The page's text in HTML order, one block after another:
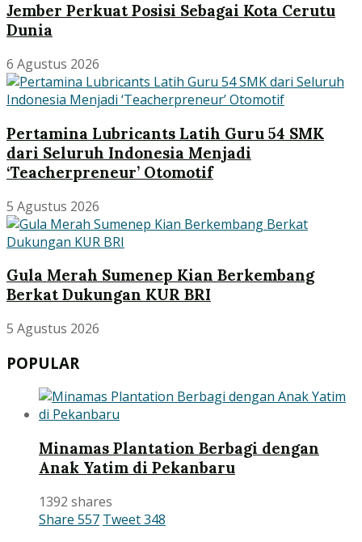
Jember Perkuat Posisi Sebagai Kota Cerutu
Dunia
6 Agustus 2026
Pertamina Lubricants Latih Guru 54 SMK
dari Seluruh Indonesia Menjadi
‘Teacherpreneur’ Otomotif
5 Agustus 2026
Gula Merah Sumenep Kian Berkembang
Berkat Dukungan KUR BRI
5 Agustus 2026
POPULAR
Minamas Plantation Berbagi dengan
Anak Yatim di Pekanbaru
1392 shares
Share 557 Tweet348